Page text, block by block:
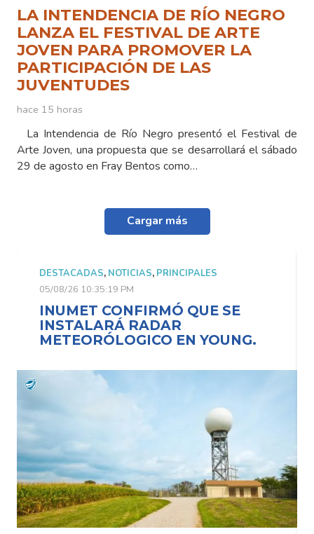
LA INTENDENCIA DE RÍO NEGRO
LANZA EL FESTIVAL DE ARTE
JOVEN PARA PROMOVER LA
PARTICIPACIÓN DE LAS
JUVENTUDES
hace 15 horas
La Intendencia de Río Negro presentó el Festival de
Arte Joven, una propuesta que se desarrollará el sábado
29 de agosto en Fray Bentos como…
Cargar más
DESTACADAS, NOTICIAS, PRINCIPALES
05/08/26 10:35:19 PM
INUMET CONFIRMÓ QUE SE
INSTALARÁ RADAR
METEORÓLOGICO EN YOUNG.